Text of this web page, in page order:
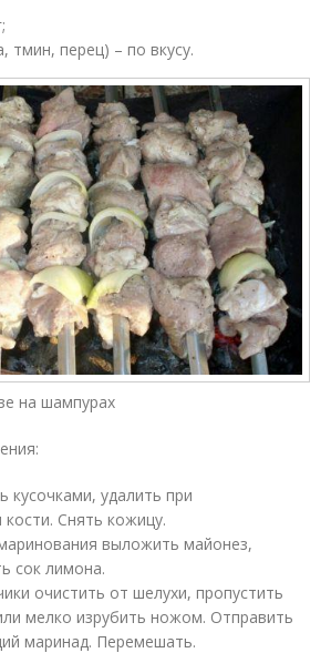
тмин, перец) – по вкусу.
на шампурах
кусочками, удалить при
Снять кожицу.
выложить майонез,
сок лимона.
очистить от шелухи, пропустить
мелко изрубить ножом. Отправить
маринад. Перемешать.